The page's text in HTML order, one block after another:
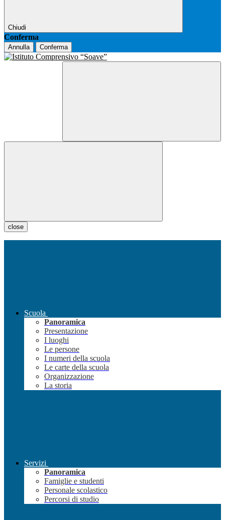
Chiudi
Conferma
Annulla Conferma
close
Scuola
Panoramica
Presentazione
I luoghi
Le persone
I numeri della scuola
Le carte della scuola
Organizzazione
La storia
Servizi
Panoramica
Famiglie e studenti
Personale scolastico
Percorsi di studio